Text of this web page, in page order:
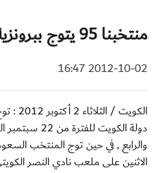
منتخبنا 95 يتوج ببرونزية الخليج للناشئين
2012-10-02 16:47
والرابع , في حين توج المنتخب
الاثنين على ملعب نادي النصر